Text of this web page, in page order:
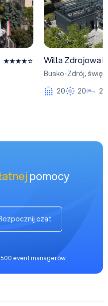
Willa Zdrojowa
Busko-Zdrój,
20
20 26
pomocy
czat
event managerów